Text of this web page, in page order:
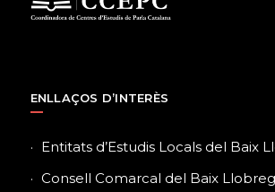
ENLLAÇOS D’INTERÈS
Entitats d’Estudis Locals del Baix
Consell Comarcal del Baix